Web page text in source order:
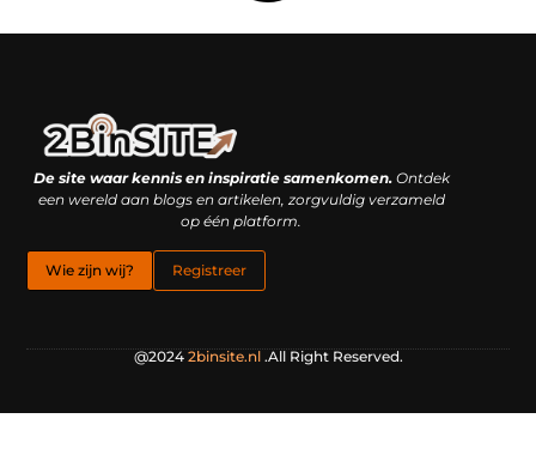
De site waar kennis en inspiratie samenkomen.Ontdek
een wereld aan blogs en artikelen, zorgvuldig verzameld
op één platform.
Wie zijn wij? Registreer
@2024 2binsite.nl.All Right Reserved.